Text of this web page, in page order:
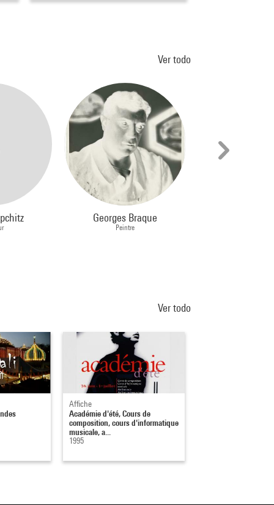
Ver todo
Georges Braque
Peintre
Ver todo
Affiche
Académie d'été, Cours de
composition, cours d'informatique
musicale, a...
1995